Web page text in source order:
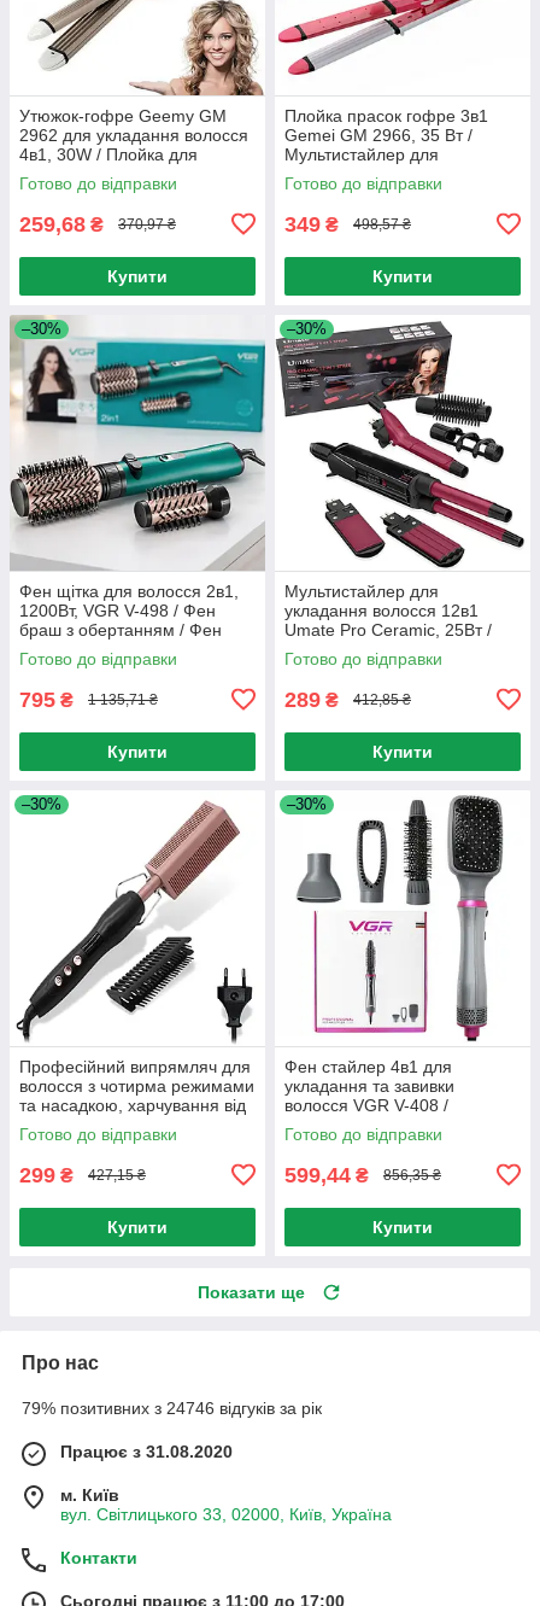
Утюжок-гофре Geemy GM
2962 для укладання волосся
4в1, 30W / Плойка для
волосся / Стайлер
Готово до відправки
259,68 ₴ 370,97 ₴
Купити
Плойка прасок гофре 3в1
Gemei GM 2966, 35 Вт /
Мультистайлер для
укладання волосся / Плойка
випрямляч
Готово до відправки
349 ₴ 498,57 ₴
Купити
–30%
Фен щітка для волосся 2в1,
1200Вт, VGR V-498 / Фен
браш з обертанням / Фен
стайлер для волосся / Фен
для укладання волосся
Готово до відправки
795 ₴ 1 135,71 ₴
Купити
–30%
Мультистайлер для
укладання волосся 12в1
Umate Pro Ceramic, 25Вт /
Плойка для завивки локонів
Готово до відправки
289 ₴ 412,85 ₴
Купити
–30%
Професійний випрямляч для
волосся з чотирма режимами
та насадкою, харчування від
мережі / Гаряча гребінець
електрична / Стайлер з
Готово до відправки
299 ₴ 427,15 ₴
Купити
–30%
Фен стайлер 4в1 для
укладання та завивки
волосся VGR V-408 /
Багатофункціональний фен-
стайлер з насадками
Готово до відправки
599,44 ₴ 856,35 ₴
Купити
Показати ще
Про нас
79% позитивних з 24746 відгуків за рік
Працює з 31.08.2020
м. Київ
вул. Світлицького 33, 02000, Київ, Україна
Контакти
Сьогодні працює з 11:00 до 17:00